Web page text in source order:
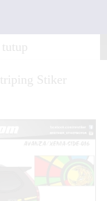
Stiker